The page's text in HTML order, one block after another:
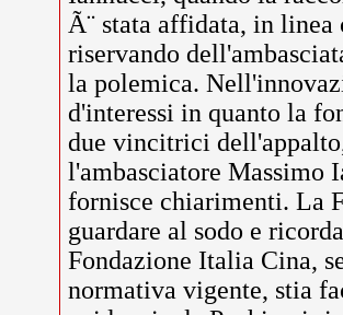
Ã¨ stata affidata, in linea
riservando
la polemica.
d'interessi in quanto la
due vincitrici
l'ambasciatore Massimo
fornisce chiarimenti. La
guardare al sodo e
Fondazione Italia Cina,
normativa vigente, stia